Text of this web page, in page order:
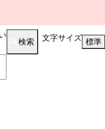
検索 文字サイズ 標準